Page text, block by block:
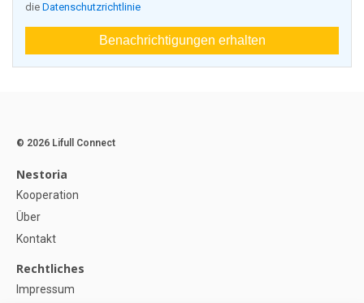
die Datenschutzrichtlinie
Benachrichtigungen erhalten
© 2026 Lifull Connect
Nestoria
Kooperation
Über
Kontakt
Rechtliches
Impressum